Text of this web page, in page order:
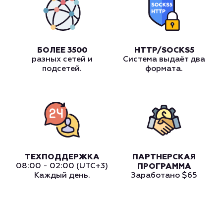
БОЛЕЕ 3500
разных сетей и
подсетей.
HTTP/SOCKS5
Система выдаёт два
формата.
ТЕХПОДДЕРЖКА
08:00 - 02:00 (UTC+3)
Каждый день.
ПАРТНЕРСКАЯ
ПРОГРАММА
Заработано $65